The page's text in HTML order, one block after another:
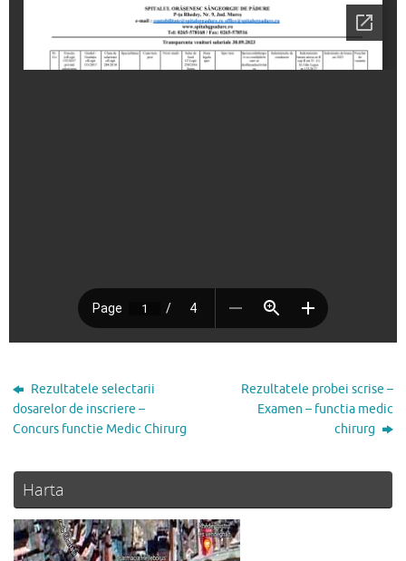
Rezultatele selectarii
dosarelor de inscriere –
Concurs functie Medic Chirurg
Rezultatele probei scrise –
Examen – functia medic
chirurg
Harta